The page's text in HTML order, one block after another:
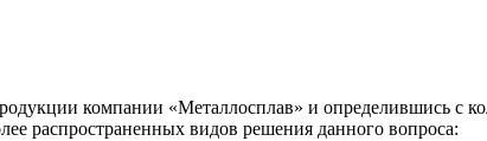
компании «Металлосплав» и определившись с
распространенных видов решения данного вопроса: